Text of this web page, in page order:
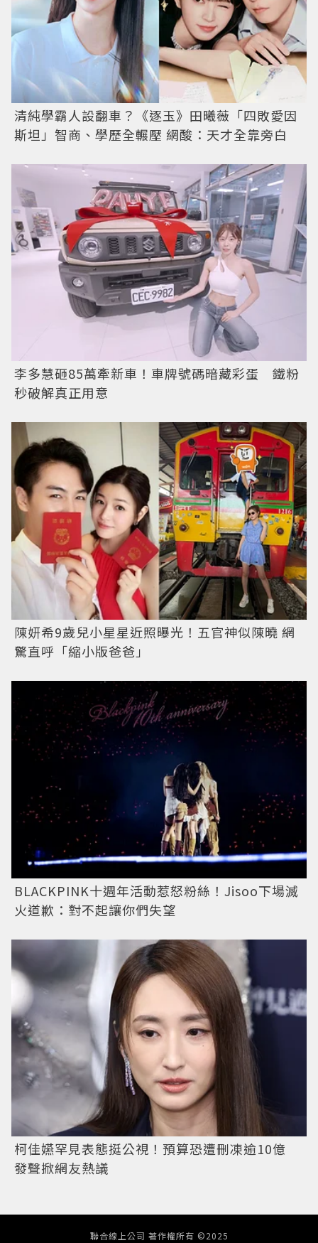
清純學霸人設翻車？《逐玉》田曦薇「四敗愛因
斯坦」智商、學歷全輾壓 網酸：天才全靠旁白
李多慧砸85萬牽新車！車牌號碼暗藏彩蛋 鐵粉
秒破解真正用意
陳妍希9歲兒小星星近照曝光！五官神似陳曉 網
驚直呼「縮小版爸爸」
BLACKPINK十週年活動惹怒粉絲！Jisoo下場滅
火道歉：對不起讓你們失望
柯佳嬿罕見表態挺公視！預算恐遭刪凍逾10億
發聲掀網友熱議
聯合線上公司 著作權所有 ©2025